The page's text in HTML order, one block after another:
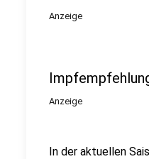
Anzeige
Anzeige
In der aktuellen